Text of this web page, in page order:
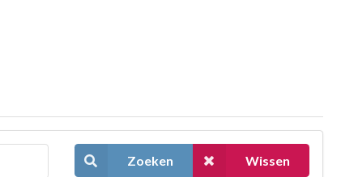
Zoeken Wissen